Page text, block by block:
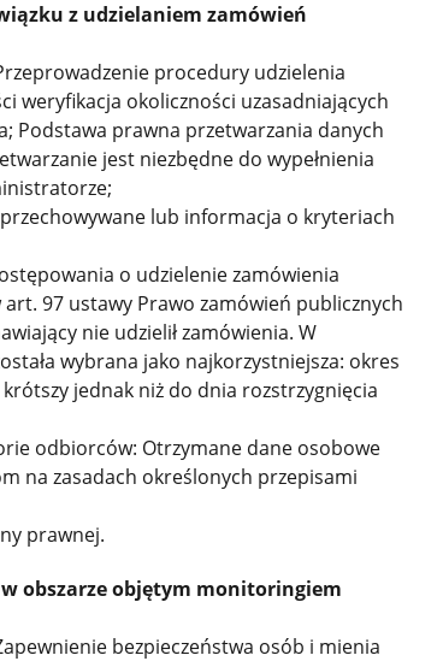
z udzielaniem zamówień
procedury udzielenia
weryfikacja okoliczności uzasadniających
Podstawa prawna przetwarzania danych
jest niezbędne do wypełnienia
lub informacja o kryteriach
o udzielenie zamówienia
97 ustawy Prawo zamówień publicznych
nie udzielił zamówienia. W
wybrana jako najkorzystniejsza: okres
jednak niż do dnia rozstrzygnięcia
odbiorców: Otrzymane dane osobowe
na zasadach określonych przepisami
prawnej.
obszarze objętym monitoringiem
bezpieczeństwa osób i mienia